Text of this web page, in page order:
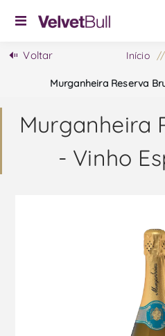
Voltar Início /
Murganheira Reserva
Murganheira
- Vinho